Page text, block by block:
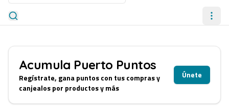
Acumula Puerto Puntos
Regístrate, gana puntos con tus compras y
canjealos por productos y más
Únete